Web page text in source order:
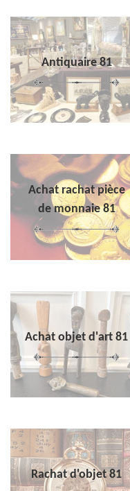
Antiquaire 81
Achat rachat pièce
de monnaie 81
Achat objet d'art 81
Rachat d'objet 81